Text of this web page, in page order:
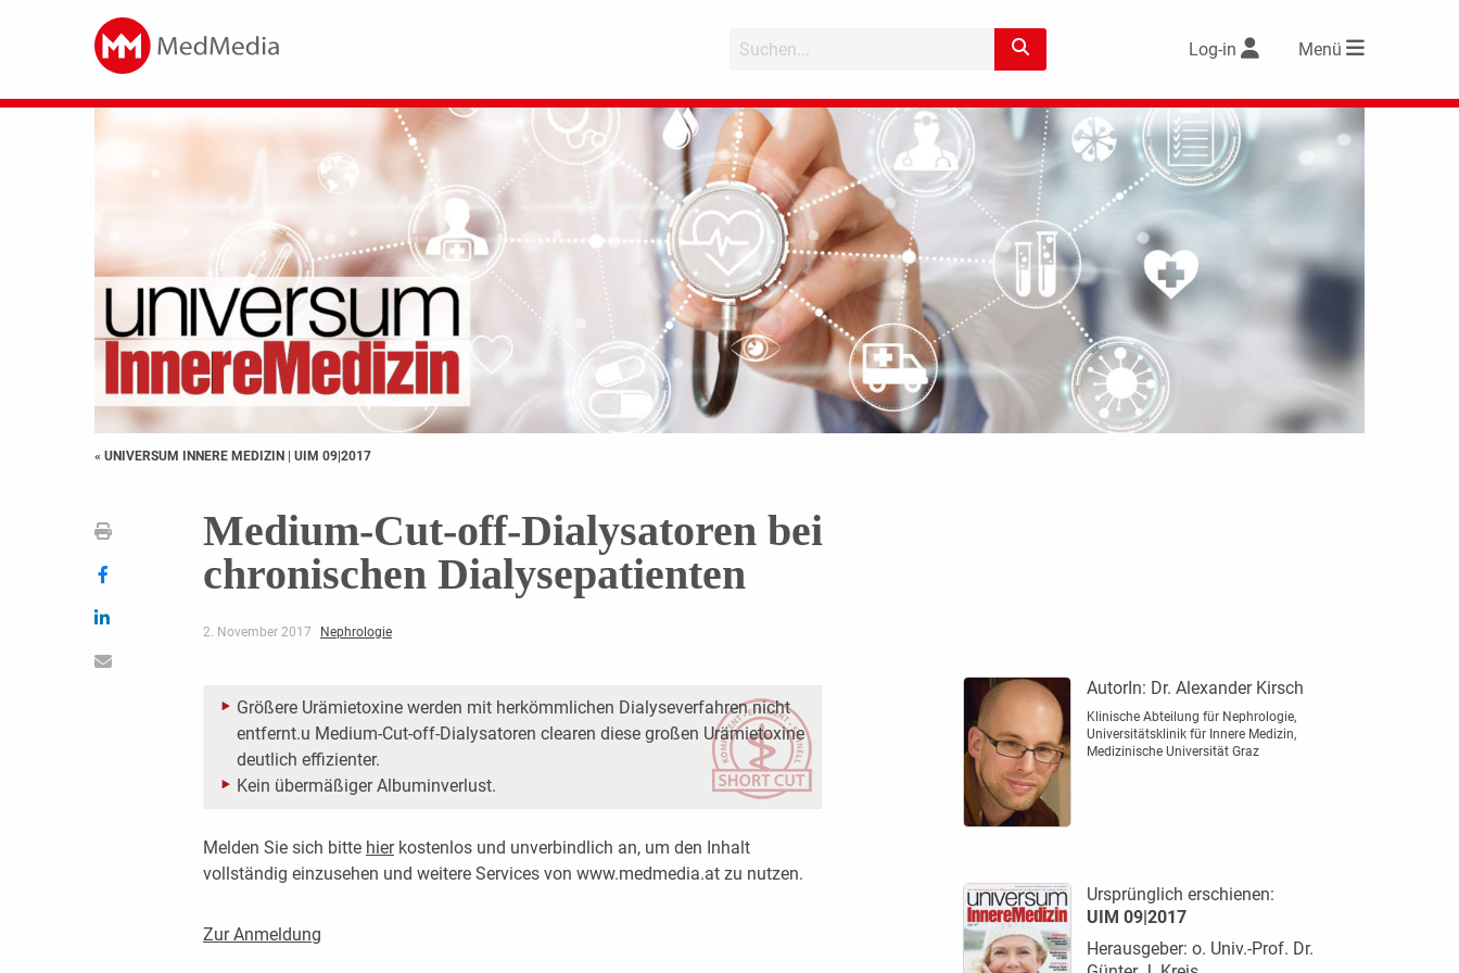
Log-in Menü
« UNIVERSUM INNERE MEDIZIN | UIM 09|2017
Medium-Cut-off-Dialysatoren bei
chronischen Dialysepatienten
2. November 2017 Nephrologie
Größere Urämietoxine werden mit herkömmlichen Dialyseverfahren nicht
entfernt.u Medium-Cut-off-Dialysatoren clearen diese großen Urämietoxine
deutlich effizienter.
Kein übermäßiger Albuminverlust.
Melden Sie sich bitte hierkostenlos und unverbindlich an, um den Inhalt
vollständig einzusehen und weitere Services von www.medmedia.at zu nutzen.
Zur Anmeldung
AutorIn: Dr. Alexander Kirsch
Klinische Abteilung für Nephrologie,
Universitätsklinik für Innere Medizin,
Medizinische Universität Graz
Ursprünglich erschienen:
UIM 09|2017
Herausgeber: o. Univ.-Prof. Dr.